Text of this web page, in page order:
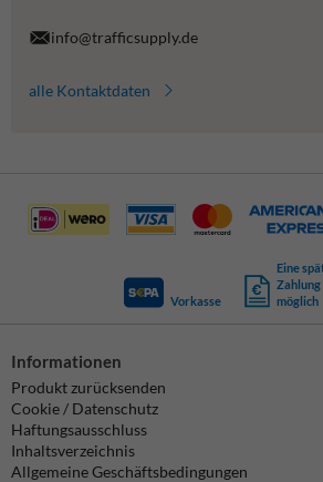
info@trafficsupply.de
alle Kontaktdaten
Vorkasse
Eine
Zahlung
möglich
Informationen
Produkt zurücksenden
Cookie / Datenschutz
Haftungsausschluss
Inhaltsverzeichnis
Allgemeine Geschäftsbedingungen